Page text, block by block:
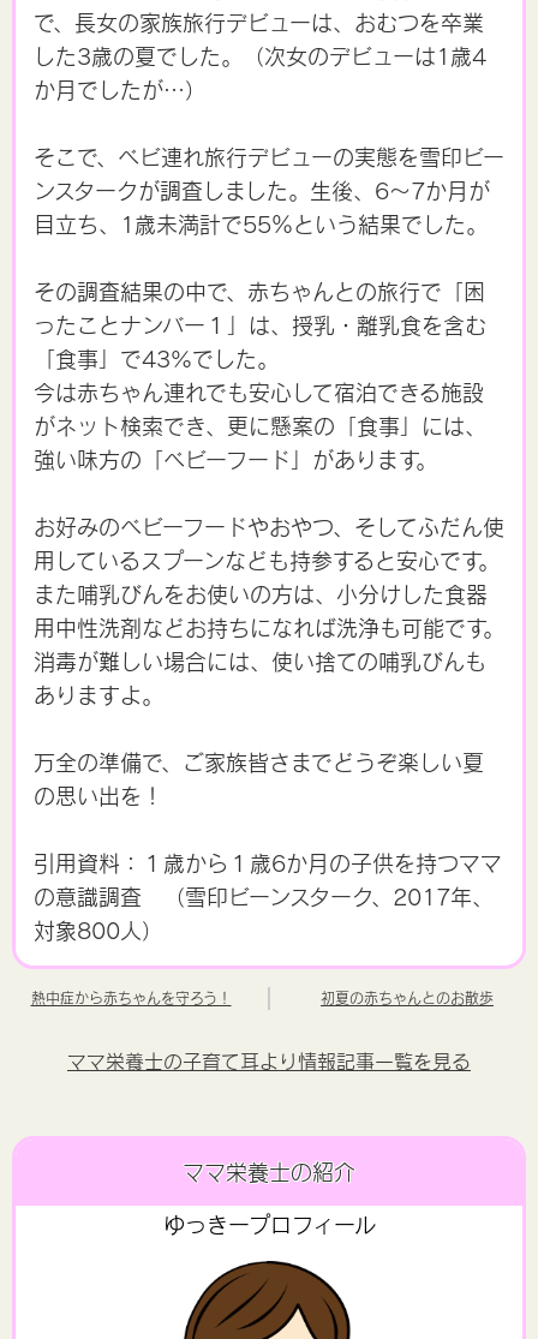
で、長女の家族旅行デビューは、おむつを卒業
した3歳の夏でした。（次女のデビューは1歳4
か月でしたが…）
そこで、ベビ連れ旅行デビューの実態を雪印ビー
ンスタークが調査しました。生後、6～7か月が
目立ち、1歳未満計で55％という結果でした。
その調査結果の中で、赤ちゃんとの旅行で「困
ったことナンバー１」は、授乳・離乳食を含む
「食事」で43%でした。
今は赤ちゃん連れでも安心して宿泊できる施設
がネット検索でき、更に懸案の「食事」には、
強い味方の「ベビーフード」があります。
お好みのベビーフードやおやつ、そしてふだん使
用しているスプーンなども持参すると安心です。
また哺乳びんをお使いの方は、小分けした食器
用中性洗剤などお持ちになれば洗浄も可能です。
消毒が難しい場合には、使い捨ての哺乳びんも
ありますよ。
万全の準備で、ご家族皆さまでどうぞ楽しい夏
の思い出を！
引用資料：１歳から１歳6か月の子供を持つママ
の意識調査 （雪印ビーンスターク、2017年、
対象800人）
熱中症から赤ちゃんを守ろう！ 初夏の赤ちゃんとのお散歩
ママ栄養士の子育て耳より情報記事一覧を見る
ママ栄養士の紹介
ゆっきープロフィール